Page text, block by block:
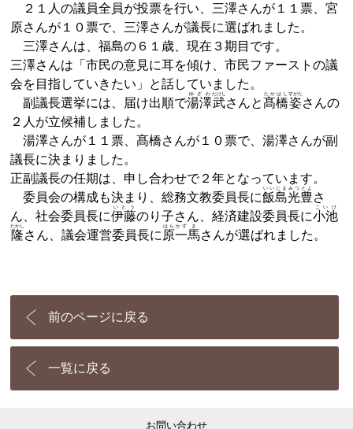
２１人の議員全員が投票を行い、三澤さんが１１票、宮
原さんが１０票で、三澤さんが議長に選ばれました。
三澤さんは、福島の６１歳、現在３期目です。
三澤さんは「市民の意見に耳を傾け、市民ファーストの議
会を目指していきたい」と話していました。
副議長選挙には、届け出順で湯澤
ゆざわ
武
たけし
さんと髙
たか
橋
はし
姿
すがた
さんの
２人が立候補しました。
湯澤さんが１１票、髙橋さんが１０票で、湯澤さんが副
議長に決まりました。
正副議長の任期は、申し合わせで２年となっています。
委員会の構成も決まり、総務文教委員長に飯島光
いいじまみつ
豊
とよ
さ
ん、社会委員長に伊藤
いとう
のり子さん、経済建設委員長に小池
こいけ
隆
たかし
さん、議会運営委員長に 原一
はらかず
馬
ま
さんが選ばれました。
前のページに戻る
一覧に戻る
お問い合わせ